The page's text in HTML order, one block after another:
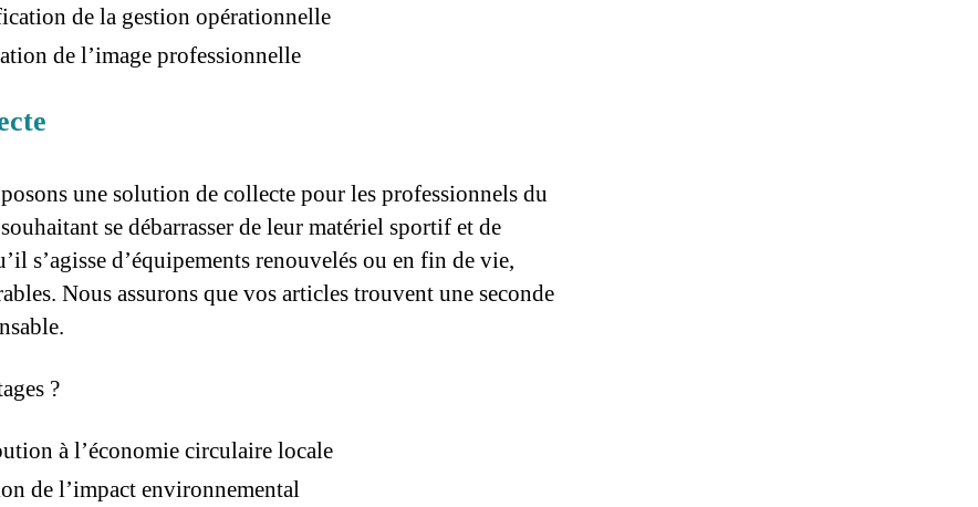
de la gestion opérationnelle
de l’image professionnelle
une solution de collecte pour les professionnels du
se débarrasser de leur matériel sportif et de
s’agisse d’équipements renouvelés ou en fin de vie,
Nous assurons que vos articles trouvent une seconde
?
à l’économie circulaire locale
de l’impact environnemental